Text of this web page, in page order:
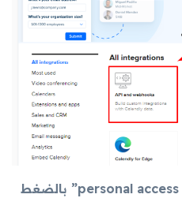
3. اختر كيفية الربط “personal access tokens” بالضغط